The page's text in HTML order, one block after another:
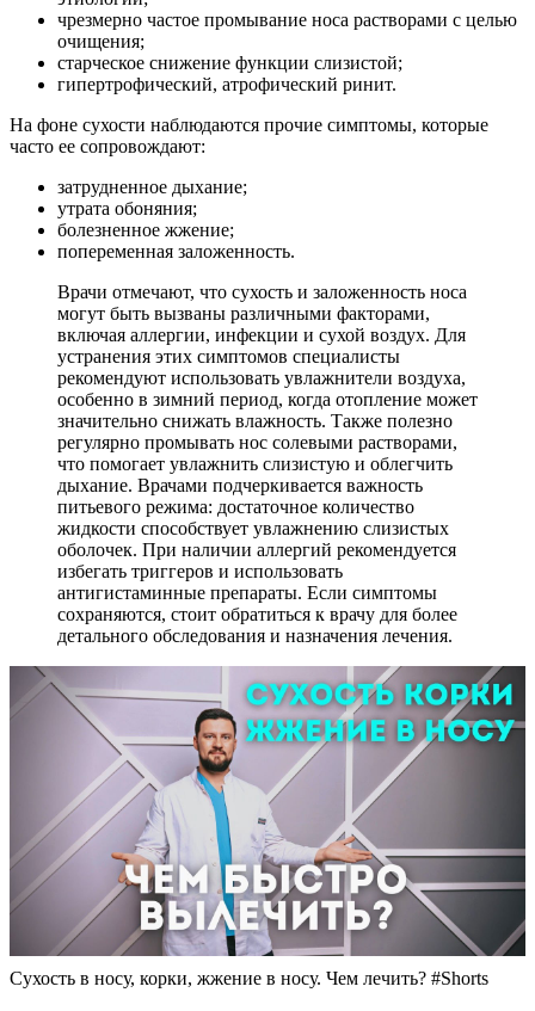
чрезмерно частое промывание носа растворами с целью
очищения;
старческое снижение функции слизистой;
гипертрофический, атрофический ринит.
На фоне сухости наблюдаются прочие симптомы, которые
часто ее сопровождают:
затрудненное дыхание;
утрата обоняния;
болезненное жжение;
попеременная заложенность.
Врачи отмечают, что сухость и заложенность носа
могут быть вызваны различными факторами,
включая аллергии, инфекции и сухой воздух. Для
устранения этих симптомов специалисты
рекомендуют использовать увлажнители воздуха,
особенно в зимний период, когда отопление может
значительно снижать влажность. Также полезно
регулярно промывать нос солевыми растворами,
что помогает увлажнить слизистую и облегчить
дыхание. Врачами подчеркивается важность
питьевого режима: достаточное количество
жидкости способствует увлажнению слизистых
оболочек. При наличии аллергий рекомендуется
избегать триггеров и использовать
антигистаминные препараты. Если симптомы
сохраняются, стоит обратиться к врачу для более
детального обследования и назначения лечения.
Сухость в носу, корки, жжение в носу. Чем лечить? #Shorts